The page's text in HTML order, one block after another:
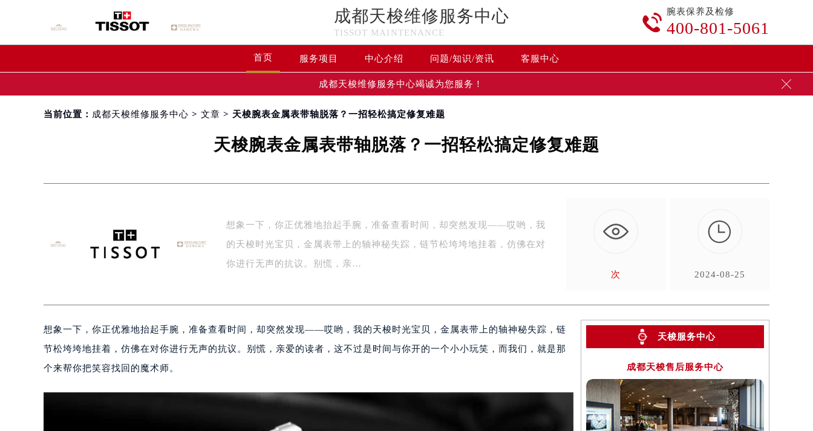
成都天梭维修服务中心
TISSOT MAINTENANCE

腕表保养及检修
400-801-5061
首页 服务项目 中心介绍 问题/知识/资讯 客服中心
成都天梭维修服务中心竭诚为您服务！ 
当前位置： 成都天梭维修服务中心 > 文章 > 天梭腕表金属表带轴脱落？一招轻松搞定修复难题
天梭腕表金属表带轴脱落？一招轻松搞定修复难题
想象一下，你正优雅地抬起手腕，准备查看时间，却突然发现——哎哟，我
的天梭时光宝贝，金属表带上的轴神秘失踪，链节松垮垮地挂着，仿佛在对
你进行无声的抗议。别慌，亲…
次

2024-08-25
想象一下，你正优雅地抬起手腕，准备查看时间，却突然发现——哎哟，我的天梭时光宝贝，金属表带上的轴神秘失踪，链
节松垮垮地挂着，仿佛在对你进行无声的抗议。别慌，亲爱的读者，这不过是时间与你开的一个小小玩笑，而我们，就是那
个来帮你把笑容找回的魔术师。
天梭服务中心
成都天梭售后服务中心